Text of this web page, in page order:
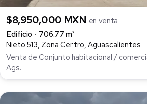
$8,950,000 MXN en venta
Edificio
706.77 m²
Nieto 513, Zona Centro, Aguascalientes
Venta de Conjunto habitacional /
Ags.